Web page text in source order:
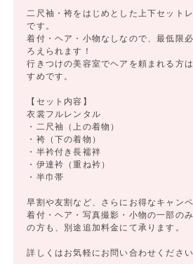
二尺袖・袴をはじめとした上下セット
です。
着付・ヘア・小物なしなので、最低限
ろえられます！
行きつけの美容室でヘアを頼まれる方
すめです。
【セット内容】
衣裳フルレンタル
・二尺袖（上の着物）
・袴（下の着物）
・半衿付き長襦袢
・伊達衿（重ね衿）
・半巾帯
早割や友割など、さらにお得なキャン
着付・ヘア・写真撮影・小物の一部の
の方も、別途追加料金にて承ります。
詳しくはお気軽にお問い合わせください